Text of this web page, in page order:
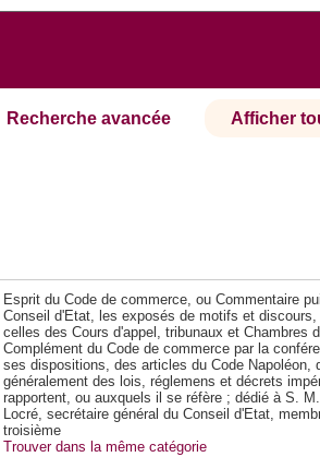
Recherche avancée Afficher
Esprit du Code de commerce, ou Commentaire
Conseil d'Etat, les exposés de motifs et
celles des Cours d'appel, tribunaux et Chambres
Complément du Code de commerce par la
ses dispositions, des articles du Code Napoléon,
généralement des lois, réglemens et décrets
rapportent, ou auxquels il se réfère ; dédié à S.
Locré, secrétaire général du Conseil d'Etat,
troisième
Trouver dans la même catégorie